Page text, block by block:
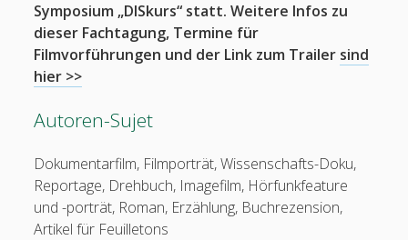
Symposium „DISkurs“ statt. Weitere Infos zu
dieser Fachtagung, Termine für
Filmvorführungen und der Link zum Trailer sind
hier >>
Autoren-Sujet
Dokumentarfilm, Filmporträt, Wissenschafts-Doku,
Reportage, Drehbuch, Imagefilm, Hörfunkfeature
und -porträt, Roman, Erzählung, Buchrezension,
Artikel für Feuilletons